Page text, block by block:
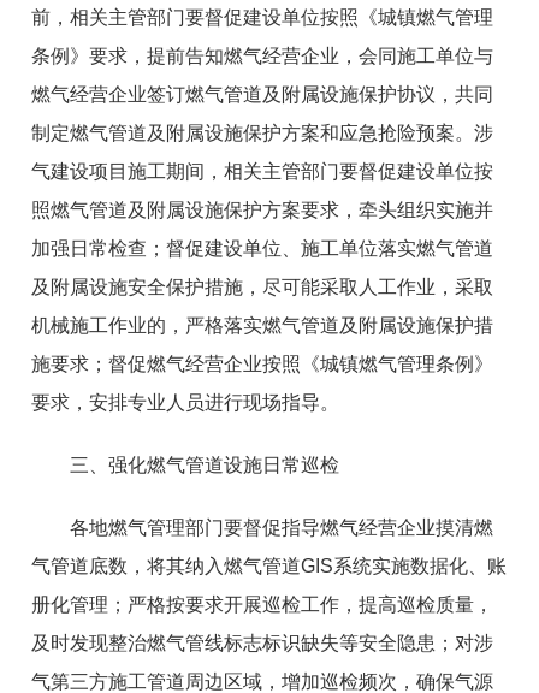
前 ，相关主管部门要督促建设单位按照《城镇燃气管理
条例》要求，提前告知燃气经营企业，会同施工单位与
燃气经营企业签订燃气管道及附属设施保护协议，共同
制定燃气管道及附属设施保护方案和应急抢险预案。涉
气建设项目施工期间，相关主管部门要督促建设单位按
照燃气管道及附属设施保护方案要求，牵头组织实施并
加强日常检查；督促建设单位、施工单位落实燃气管道
及附属设施安全保护措施，尽可能采取人工作业，采取
机械施工作业的，严格落实燃气管道及附属设施保护措
施要求；督促燃气经营企业按照《城镇燃气管理条例》
要求，安排专业人员进行现场指导。
三、强化燃气管道设施日常巡检
各地燃气管理部门要督促指导燃气经营企业摸清燃
气管道底数，将其纳入燃气管道GIS系统实施数据化、账
册化管理；严格按要求开展巡检工作，提高巡检质量，
及时发现整治燃气管线标志标识缺失等安全隐患；对涉
气第三方施工管道周边区域，增加巡检频次，确保气源